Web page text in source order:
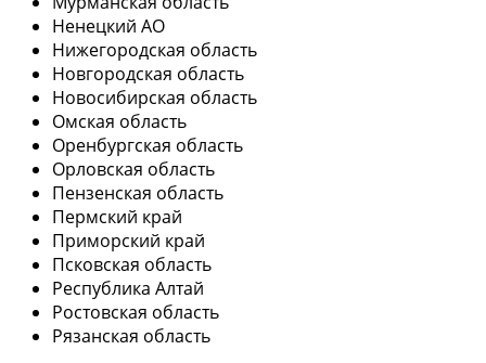
Ненецкий АО
Нижегородская область
Новгородская область
Новосибирская область
Омская область
Оренбургская область
Орловская область
Пензенская область
Пермский край
Приморский край
Псковская область
Республика Алтай
Ростовская область
Рязанская область